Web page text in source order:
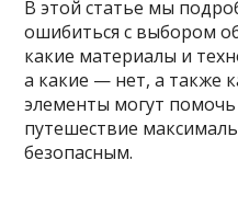
В этой статье мы
ошибиться с выбором
какие материалы и
а какие — нет, а также
элементы могут
путешествие
безопасным.